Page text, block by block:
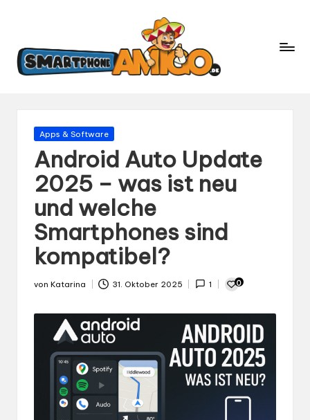
m
a
rt
in
der
Mobilfunk
Gepostet
Apps & Software
Android Auto Update
2025 – was ist neu
und welche
Smartphones sind
kompatibel?
Gepostet
von Katarina 31. Oktober 2025 1 0